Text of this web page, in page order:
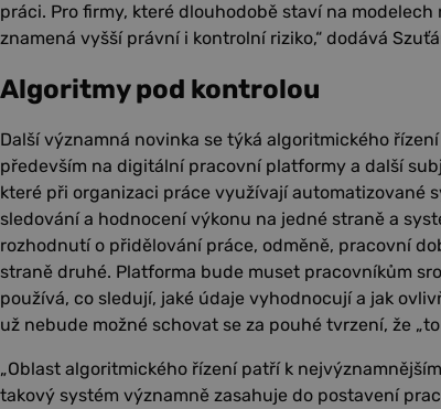
práci. Pro firmy, které dlouhodobě staví na
znamená vyšší právní i kontrolní riziko,“ dodává
Algoritmy pod kontrolou
Další významná novinka se týká algoritmického
především na digitální pracovní platformy a další
které při organizaci práce využívají automatizované
sledování a hodnocení výkonu na jedné straně a
rozhodnutí o přidělování práce, odměně, pracovní
straně druhé. Platforma bude muset pracovníkům
používá, co sledují, jaké údaje vyhodnocují a jak
už nebude možné schovat se za pouhé tvrzení, že
„Oblast algoritmického řízení patří k
takový systém významně zasahuje do postavení